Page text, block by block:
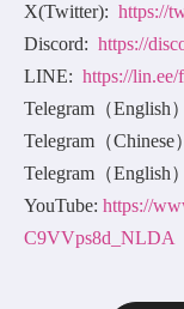
X(Twitter): https://
Discord: https://
LINE: https://
Telegram（English
Telegram（Chinese
Telegram（English
YouTube: https://
C9VVps8d_NLDA